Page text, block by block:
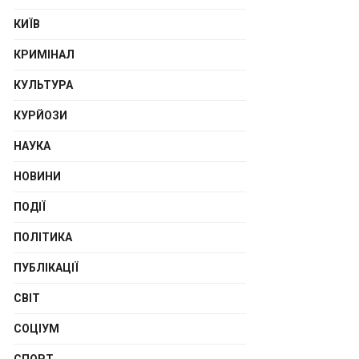
КИЇВ
КРИМІНАЛ
КУЛЬТУРА
КУРЙОЗИ
НАУКА
НОВИНИ
ПОДІЇ
ПОЛІТИКА
ПУБЛІКАЦІЇ
СВІТ
СОЦІУМ